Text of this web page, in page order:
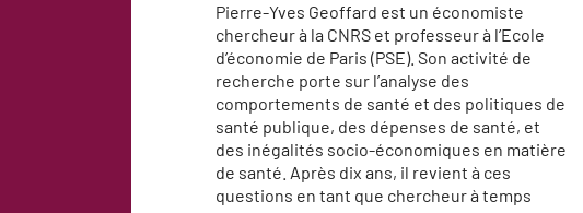
Pierre-Yves Geoffard est un économiste
chercheur à la CNRS et professeur à l’Ecole
d’économie de Paris (PSE). Son activité de
recherche porte sur l’analyse des
comportements de santé et des politiques de
santé publique, des dépenses de santé, et
des inégalités socio-économiques en matière
de santé. Après dix ans, il revient à ces
questions en tant que chercheur à temps